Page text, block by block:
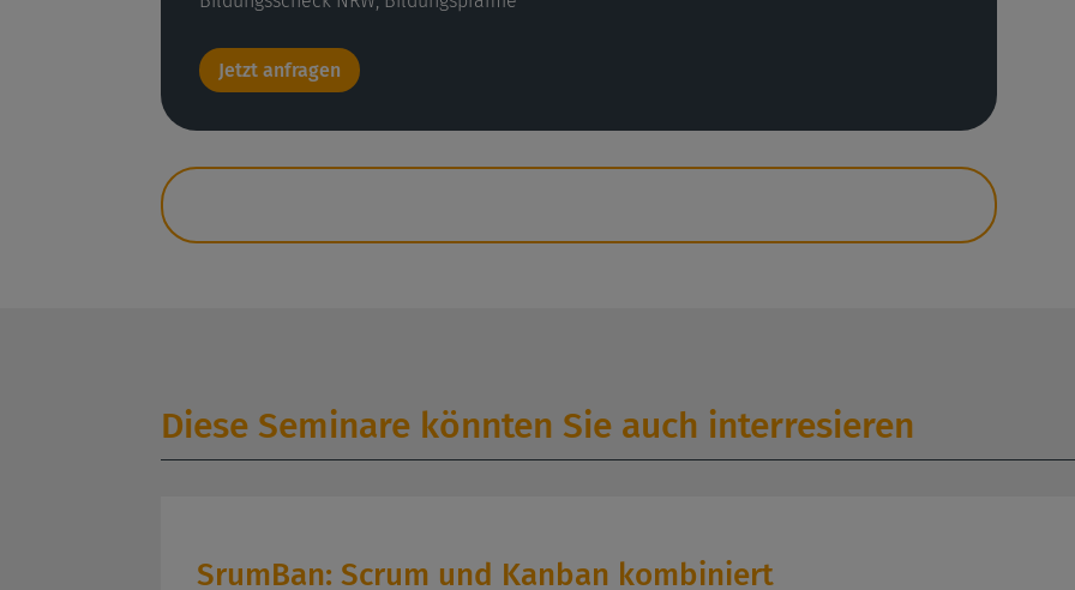
Jetzt anfragen
Diese Seminare könnten Sie auch interresieren
SrumBan: Scrum und Kanban kombiniert